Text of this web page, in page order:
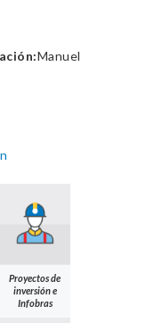
Manuel
Proyectos de
inversión e
Infobras